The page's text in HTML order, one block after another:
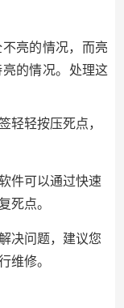
亮的情况，而亮
的情况。处理这
轻轻按压死点，
件可以通过快速
死点。
决问题，建议您
维修。